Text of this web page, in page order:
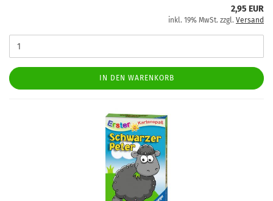
2,95 EUR
inkl. 19% MwSt. zzgl. Versand
IN DEN WARENKORB